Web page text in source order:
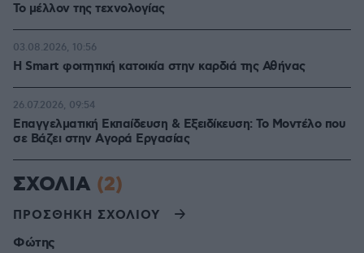
Το μέλλον της τεχνολογίας
Η Smart φοιτητική κατοικία στην καρδιά της Αθήνας
03.08.2026, 10:56
Επαγγελματική Εκπαίδευση & Εξειδίκευση: Το Mοντέλο που
σε Bάζει στην Aγορά Eργασίας
26.07.2026, 09:54
ΣΧΟΛΙΑ (2)
ΠΡΟΣΘΗΚΗ ΣΧΟΛΙΟΥ
Φώτης